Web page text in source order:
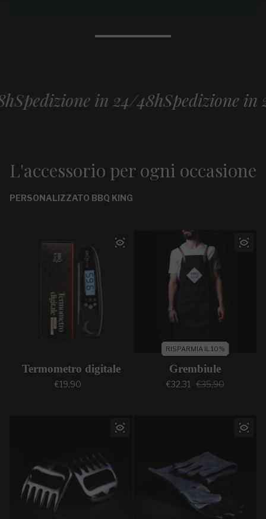
in 24/48hSpedizione in 24/
L'accessorio per ogni occasione
PERSONALIZZATO BBQ KING
Termometro digitale
Prezzo regolare
€19,90
RISPARMIA IL 10%
Grembiule
Prezzo di
€32,31 Prezzo
€35,90